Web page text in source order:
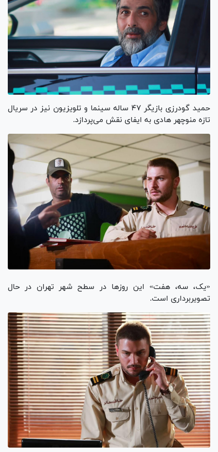
حمید گودرزی بازیگر ۴۷ ساله سینما و تلویزیون نیز در سریال
تازه منوچهر هادی به ایفای نقش می‌پردازد.
«یک، سه، هفت» این روز‌ها در سطح شهر تهران در حال
تصویربرداری است.